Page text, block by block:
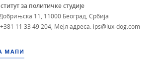
за политичке студије
11, 11000 Београд, Србија
+381 11 33 49 204, Мејл адреса: ips@lux-dog.com
МАПИ